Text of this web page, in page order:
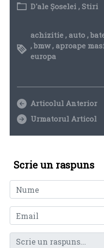
D'ale Șoselei , Stiri
achizitie, auto,
,bmw, aproape
europa
Articolul Anterior
Urmatorul Articol
Scrie un raspuns